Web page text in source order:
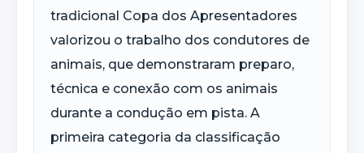
tradicional Copa dos Apresentadores
valorizou o trabalho dos condutores de
animais, que demonstraram preparo,
técnica e conexão com os animais
durante a condução em pista. A
primeira categoria da classificação